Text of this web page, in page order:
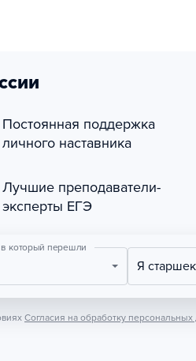
Постоянная поддержка
личного наставника
Лучшие преподаватели-
эксперты ЕГЭ
в который перешли
Я
Согласия на обработку